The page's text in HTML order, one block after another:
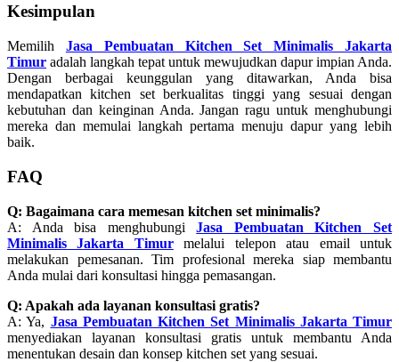
Kesimpulan
Memilih Jasa Pembuatan Kitchen Set Minimalis Jakarta
Timur adalah langkah tepat untuk mewujudkan dapur impian Anda.
Dengan berbagai keunggulan yang ditawarkan, Anda bisa
mendapatkan kitchen set berkualitas tinggi yang sesuai dengan
kebutuhan dan keinginan Anda. Jangan ragu untuk menghubungi
mereka dan memulai langkah pertama menuju dapur yang lebih
baik.
FAQ
Q: Bagaimana cara memesan kitchen set minimalis?
A: Anda bisa menghubungiJasa Pembuatan Kitchen Set
Minimalis Jakarta Timurmelalui telepon atau email untuk
melakukan pemesanan. Tim profesional mereka siap membantu
Anda mulai dari konsultasi hingga pemasangan.
Q: Apakah ada layanan konsultasi gratis?
A: Ya, Jasa Pembuatan Kitchen Set Minimalis Jakarta Timur
menyediakan layanan konsultasi gratis untuk membantu Anda
menentukan desain dan konsep kitchen set yang sesuai.